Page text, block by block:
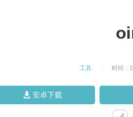
工具 时间：
安卓下载